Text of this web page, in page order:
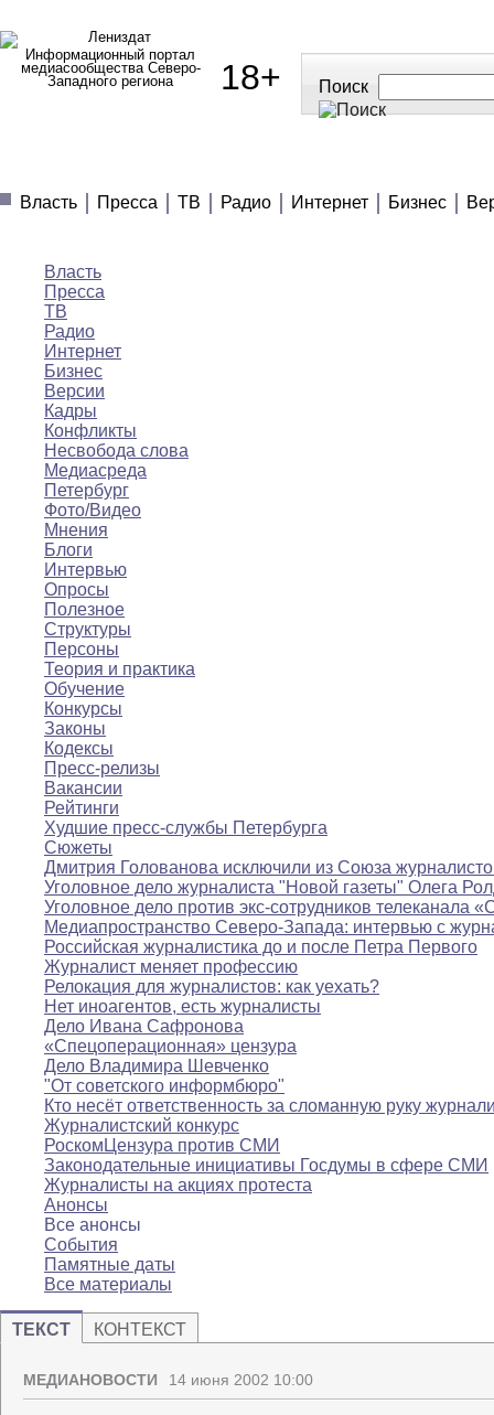
Информационный портал
медиасообщества Северо-
Западного региона
18+ Поиск
Власть
Пресса ТВ Радио Интернет Бизнес
Власть
Пресса
ТВ
Радио
Интернет
Бизнес
Версии
Кадры
Конфликты
Несвобода слова
Медиасреда
Петербург
Фото/Видео
Мнения
Блоги
Интервью
Опросы
Полезное
Структуры
Персоны
Теория и практика
Обучение
Конкурсы
Законы
Кодексы
Пресс-релизы
Вакансии
Рейтинги
Худшие пресс-службы Петербурга
Сюжеты
Дмитрия Голованова исключили из Союза
Уголовное дело журналиста "Новой газеты" Олега
Уголовное дело против экс-сотрудников телеканала
Медиапространство Северо-Запада: интервью с
Российская журналистика до и после Петра Первого
Журналист меняет профессию
Релокация для журналистов: как уехать?
Нет иноагентов, есть журналисты
Дело Ивана Сафронова
«Спецоперационная» цензура
Дело Владимира Шевченко
"От советского информбюро"
Кто несёт ответственность за сломанную руку
Журналистский конкурс
РоскомЦензура против СМИ
Законодательные инициативы Госдумы в сфере СМИ
Журналисты на акциях протеста
Анонсы
Все анонсы
События
Памятные даты
Все материалы
ТЕКСТ КОНТЕКСТ
МЕДИАНОВОСТИ 14 июня 2002 10:00